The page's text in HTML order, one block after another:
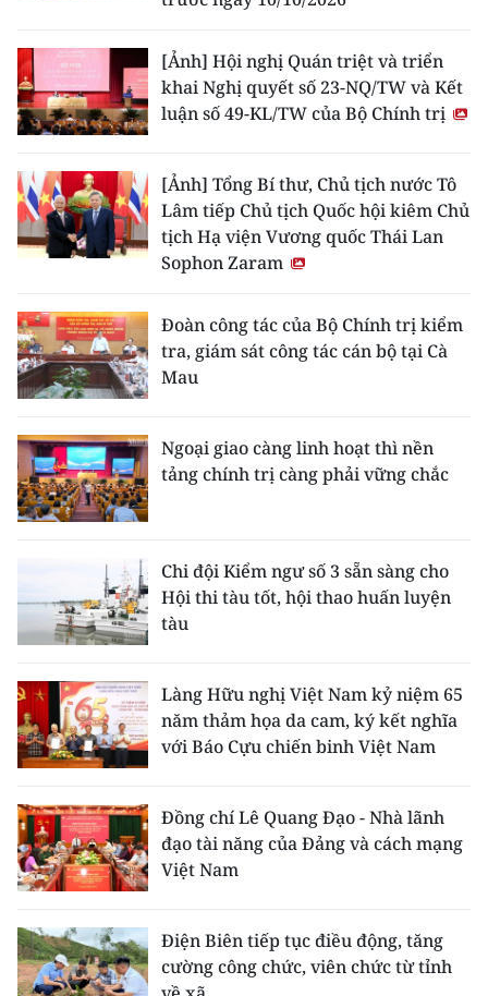
[Ảnh] Hội nghị Quán triệt và triển
khai Nghị quyết số 23-NQ/TW và Kết
luận số 49-KL/TW của Bộ Chính trị
[Ảnh] Tổng Bí thư, Chủ tịch nước Tô
Lâm tiếp Chủ tịch Quốc hội kiêm Chủ
tịch Hạ viện Vương quốc Thái Lan
Sophon Zaram
Đoàn công tác của Bộ Chính trị kiểm
tra, giám sát công tác cán bộ tại Cà
Mau
Ngoại giao càng linh hoạt thì nền
tảng chính trị càng phải vững chắc
Chi đội Kiểm ngư số 3 sẵn sàng cho
Hội thi tàu tốt, hội thao huấn luyện
tàu
Làng Hữu nghị Việt Nam kỷ niệm 65
năm thảm họa da cam, ký kết nghĩa
với Báo Cựu chiến binh Việt Nam
Đồng chí Lê Quang Đạo - Nhà lãnh
đạo tài năng của Đảng và cách mạng
Việt Nam
Điện Biên tiếp tục điều động, tăng
cường công chức, viên chức từ tỉnh